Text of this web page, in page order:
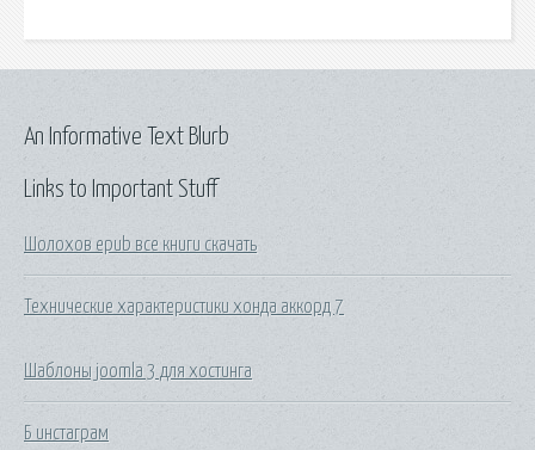
Links to Important Stuff
Шолохов epub все книги скачать
Технические характеристики хонда аккорд 7
Шаблоны joomla 3 для хостинга
Б инстаграм
An Informative Text Blurb